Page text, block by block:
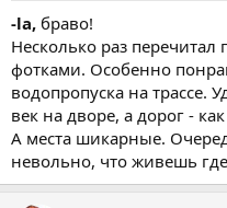
-la, браво!
Несколько раз
фотками. Особенно
водопропуска на трассе.
век на дворе, а дорог -
А места шикарные.
невольно, что живешь